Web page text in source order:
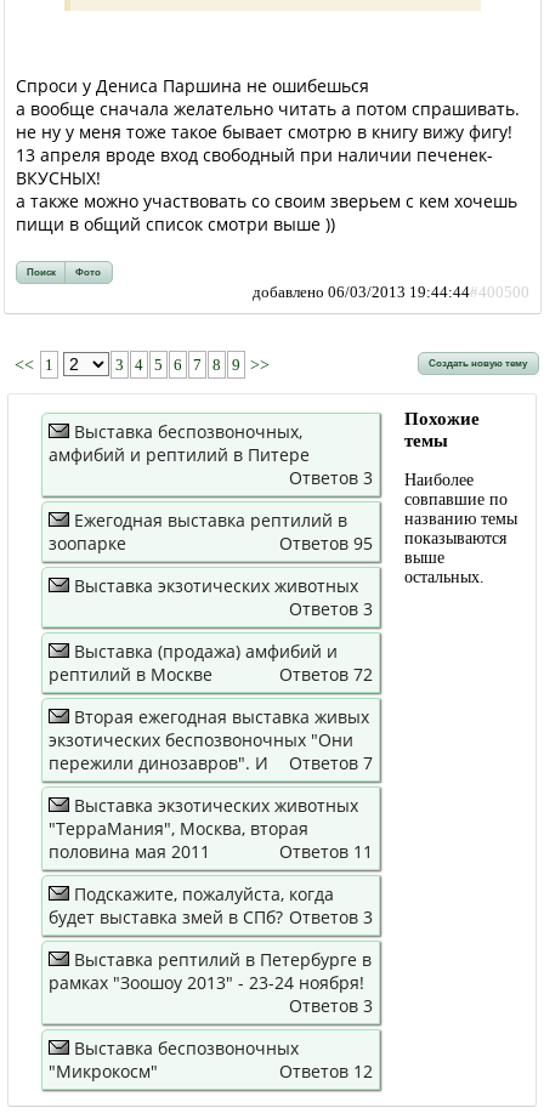
Спроси у Дениса Паршина не ошибешься
а вообще сначала желательно читать а потом спрашивать.
не ну у меня тоже такое бывает смотрю в книгу вижу фигу!
13 апреля вроде вход свободный при наличии печенек-
ВКУСНЫХ!
а также можно участвовать со своим зверьем с кем хочешь
пищи в общий список смотри выше ))
Поиск Фото
добавлено 06/03/2013 19:44:44#400500
<< 1 3 4 5 6 7 8 9 >> Создать новую тему
Выставка беспозвоночных,
амфибий и рептилий в Питере
Ответов 3
Ежегодная выставка рептилий в
зоопарке
Ответов 95
Выставка экзотических животных
Ответов 3
Выставка (продажа) амфибий и
рептилий в Москве
Ответов 72
Вторая ежегодная выставка живых
экзотических беспозвоночных "Они
пережили динозавров". И
Ответов 7
Выставка экзотических животных
"ТерраМания", Москва, вторая
половина мая 2011
Ответов 11
Подскажите, пожалуйста, когда
будет выставка змей в СПб? Ответов 3
Выставка рептилий в Петербурге в
рамках "Зоошоу 2013" - 23-24 ноября!
Ответов 3
Выставка беспозвоночных
"Микрокосм"
Ответов 12
Похожие
темы
Наиболее
совпавшие по
названию темы
показываются
выше
остальных.